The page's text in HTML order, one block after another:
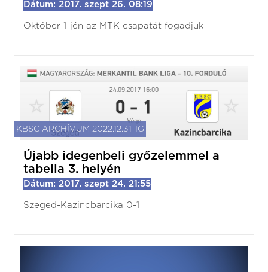
Dátum: 2017. szept 26. 08:19
Október 1-jén az MTK csapatát fogadjuk
KBSC ARCHÍVUM 2022.12.31-IG
Újabb idegenbeli győzelemmel a
tabella 3. helyén
Dátum: 2017. szept 24. 21:55
Szeged-Kazincbarcika 0-1